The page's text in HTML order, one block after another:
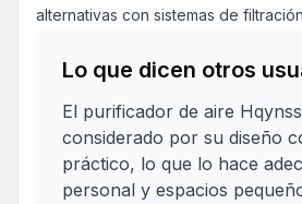
alternativas con sistemas de filtración
Lo que dicen otros
El purificador de aire
considerado por su diseño
práctico, lo que lo hace
personal y espacios